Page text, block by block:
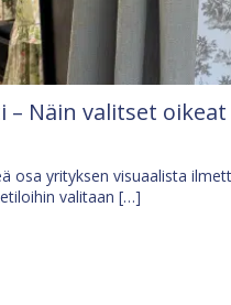
Näin valitset
osa yrityksen visuaalista
valitaan […]